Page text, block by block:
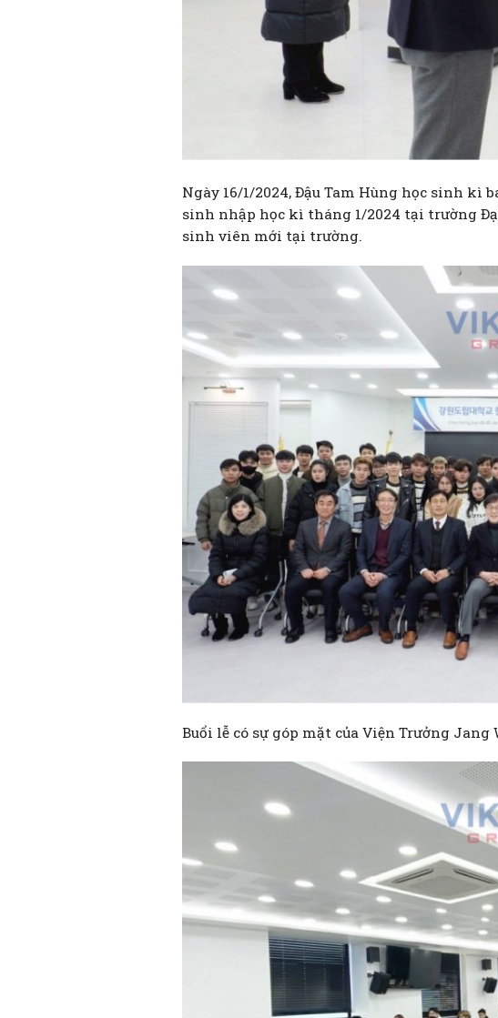
Ngày 16/1/2024, Đậu Tam Hùng học sinh
sinh nhập học kì tháng 1/2024 tại trường
sinh viên mới tại trường.
Buổi lễ có sự góp mặt của Viện Trưởng